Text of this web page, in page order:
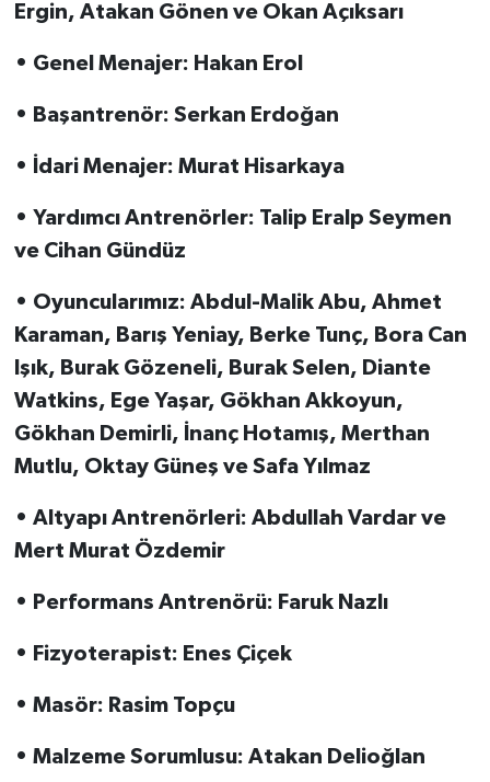
Ergin, Atakan Gönen ve Okan Açıksarı
• Genel Menajer: Hakan Erol
• Başantrenör: Serkan Erdoğan
• İdari Menajer: Murat Hisarkaya
• Yardımcı Antrenörler: Talip Eralp Seymen
ve Cihan Gündüz
• Oyuncularımız: Abdul-Malik Abu, Ahmet
Karaman, Barış Yeniay, Berke Tunç, Bora Can
Işık, Burak Gözeneli, Burak Selen, Diante
Watkins, Ege Yaşar, Gökhan Akkoyun,
Gökhan Demirli, İnanç Hotamış, Merthan
Mutlu, Oktay Güneş ve Safa Yılmaz
• Altyapı Antrenörleri: Abdullah Vardar ve
Mert Murat Özdemir
• Performans Antrenörü: Faruk Nazlı
• Fizyoterapist: Enes Çiçek
• Masör: Rasim Topçu
• Malzeme Sorumlusu: Atakan Delioğlan